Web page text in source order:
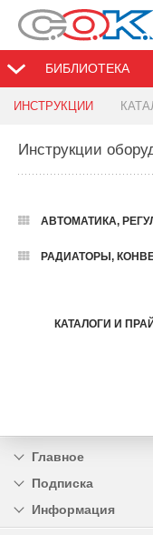
БИБЛИОТЕКА
ИНСТРУКЦИИ
Инструкции
АВТОМАТИКА,
РАДИАТОРЫ,
КАТАЛОГИ И
Главное
Подписка
Информация